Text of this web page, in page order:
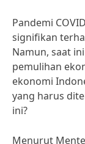
Pandemi
signifikan
Namun, saat
pemulihan
ekonomi
yang harus
ini?
Menurut